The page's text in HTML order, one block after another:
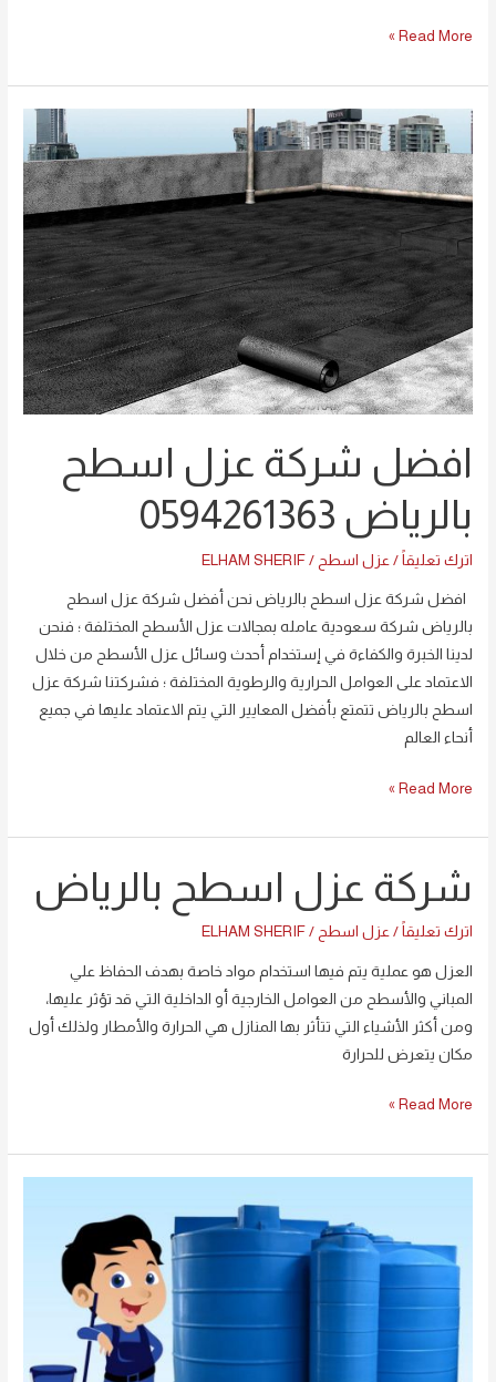
Read More »
افضل شركة عزل اسطح
بالرياض 0594261363
اترك تعليقاً / عزل اسطح /
ELHAM SHERIF
افضل شركة عزل اسطح بالرياض نحن أفضل شركة عزل اسطح
بالرياض شركة سعودية عامله بمجالات عزل الأسطح المختلفة ؛ فنحن
لدينا الخبرة والكفاءة في إستخدام أحدث وسائل عزل الأسطح من خلال
الاعتماد على العوامل الحرارية والرطوية المختلفة ؛ فشركتنا شركة عزل
اسطح بالرياض تتمتع بأفضل المعايير التي يتم الاعتماد عليها في جميع
أنحاء العالم
افضل
شركة
عزل
اسطح
بالرياض
0594261363
Read More »
شركة عزل اسطح بالرياض
اترك تعليقاً / عزل اسطح /
ELHAM SHERIF
العزل هو عملية يتم فيها استخدام مواد خاصة بهدف الحفاظ علي
المباني والأسطح من العوامل الخارجية أو الداخلية التي قد تؤثر عليها،
ومن أكثر الأشياء التي تتأثر بها المنازل هي الحرارة والأمطار ولذلك أول
مكان يتعرض للحرارة
شركة
عزل
اسطح
Read More »
تنظيف
بالرياض
0594261363